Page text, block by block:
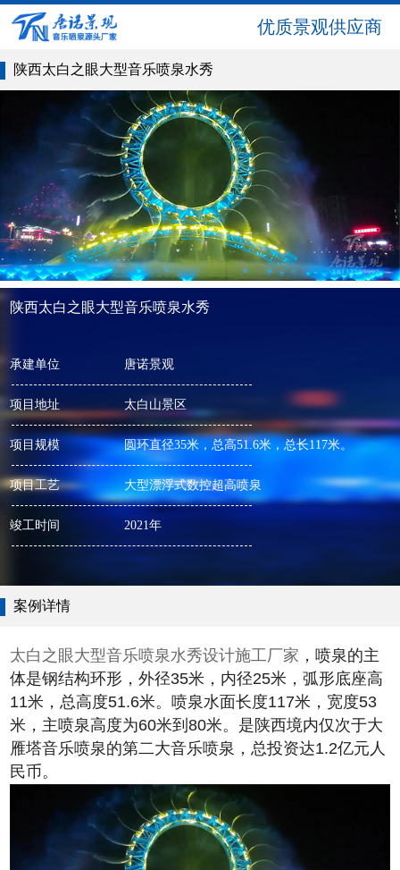
优质景观供应商
陕西太白之眼大型音乐喷泉水秀
陕西太白之眼大型音乐喷泉水秀
承建单位 唐诺景观
项目地址 太白山景区
项目规模 圆环直径35米，总高51.6米，总长117米。
项目工艺 大型漂浮式数控超高喷泉
竣工时间 2021年
案例详情
太白之眼大型音乐喷泉水秀设计施工厂家 ，喷泉的主
体是钢结构环形，外径35米，内径25米，弧形底座高
11米，总高度51.6米。喷泉水面长度117米，宽度53
米，主喷泉高度为60米到80米。是陕西境内仅次于大
雁塔音乐喷泉的第二大音乐喷泉，总投资达1.2亿元人
民币。